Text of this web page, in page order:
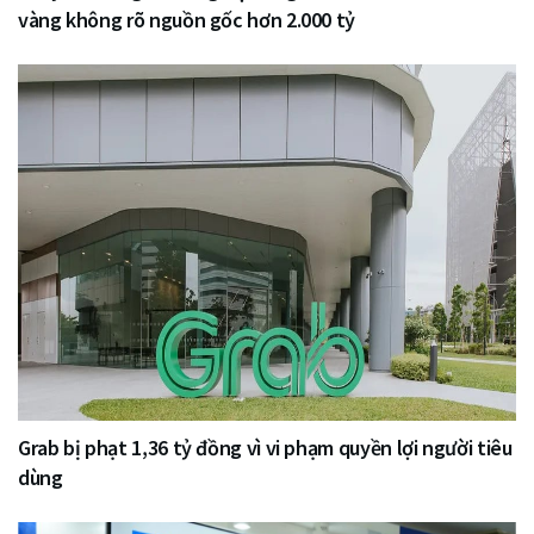
vàng không rõ nguồn gốc hơn 2.000 tỷ
Grab bị phạt 1,36 tỷ đồng vì vi phạm quyền lợi người tiêu
dùng